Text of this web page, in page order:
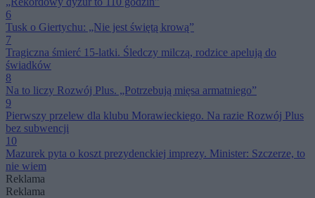
6
Tusk o Giertychu: „Nie jest świętą krową”
7
Tragiczna śmierć 15-latki. Śledczy milczą, rodzice apelują do
świadków
8
Na to liczy Rozwój Plus. „Potrzebują mięsa armatniego”
9
Pierwszy przelew dla klubu Morawieckiego. Na razie Rozwój Plus
bez subwencji
10
Mazurek pyta o koszt prezydenckiej imprezy. Minister: Szczerze, to
nie wiem
Reklama
Reklama